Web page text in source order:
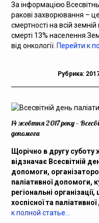
За інформацією
ракові захворювання –
смертності на всій
смерті 13% населення
від онкології. Перейти к
Рубрика:
14 жовтня 2017 року –
допомоги
Щорічно в другу суботу
відзначає Всесвітній
допомоги,
паліативної допомоги,
регіональні
хоспісної та
к полной статье…